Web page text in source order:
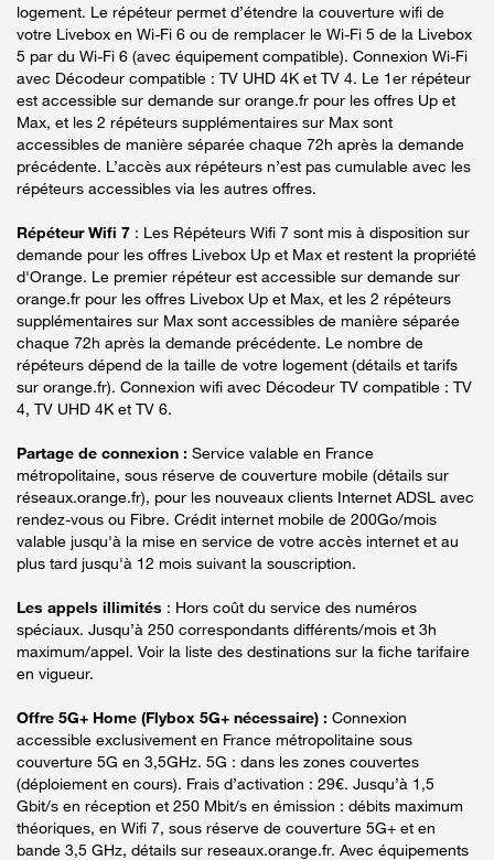
logement. Le répéteur permet d’étendre la couverture wifi de
votre Livebox en Wi-Fi 6 ou de remplacer le Wi-Fi 5 de la Livebox
5 par du Wi-Fi 6 (avec équipement compatible). Connexion Wi-Fi
avec Décodeur compatible : TV UHD 4K et TV 4. Le 1er répéteur
est accessible sur demande sur orange.fr pour les offres Up et
Max, et les 2 répéteurs supplémentaires sur Max sont
accessibles de manière séparée chaque 72h après la demande
précédente. L’accès aux répéteurs n’est pas cumulable avec les
répéteurs accessibles via les autres offres.
Répéteur Wifi 7 : Les Répéteurs Wifi 7 sont mis à disposition sur
demande pour les offres Livebox Up et Max et restent la propriété
d'Orange. Le premier répéteur est accessible sur demande sur
orange.fr pour les offres Livebox Up et Max, et les 2 répéteurs
supplémentaires sur Max sont accessibles de manière séparée
chaque 72h après la demande précédente. Le nombre de
répéteurs dépend de la taille de votre logement (détails et tarifs
sur orange.fr). Connexion wifi avec Décodeur TV compatible : TV
4, TV UHD 4K et TV 6.
Partage de connexion : Service valable en France
métropolitaine, sous réserve de couverture mobile (détails sur
réseaux.orange.fr), pour les nouveaux clients Internet ADSL avec
rendez-vous ou Fibre. Crédit internet mobile de 200Go/mois
valable jusqu'à la mise en service de votre accès internet et au
plus tard jusqu'à 12 mois suivant la souscription.
Les appels illimités : Hors coût du service des numéros
spéciaux. Jusqu’à 250 correspondants différents/mois et 3h
maximum/appel. Voir la liste des destinations sur la fiche tarifaire
en vigueur.
Offre 5G+ Home (Flybox 5G+ nécessaire) : Connexion
accessible exclusivement en France métropolitaine sous
couverture 5G en 3,5GHz. 5G : dans les zones couvertes
(déploiement en cours). Frais d’activation : 29€. Jusqu’à 1,5
Gbit/s en réception et 250 Mbit/s en émission : débits maximum
théoriques, en Wifi 7, sous réserve de couverture 5G+ et en
bande 3,5 GHz, détails sur reseaux.orange.fr. Avec équipements